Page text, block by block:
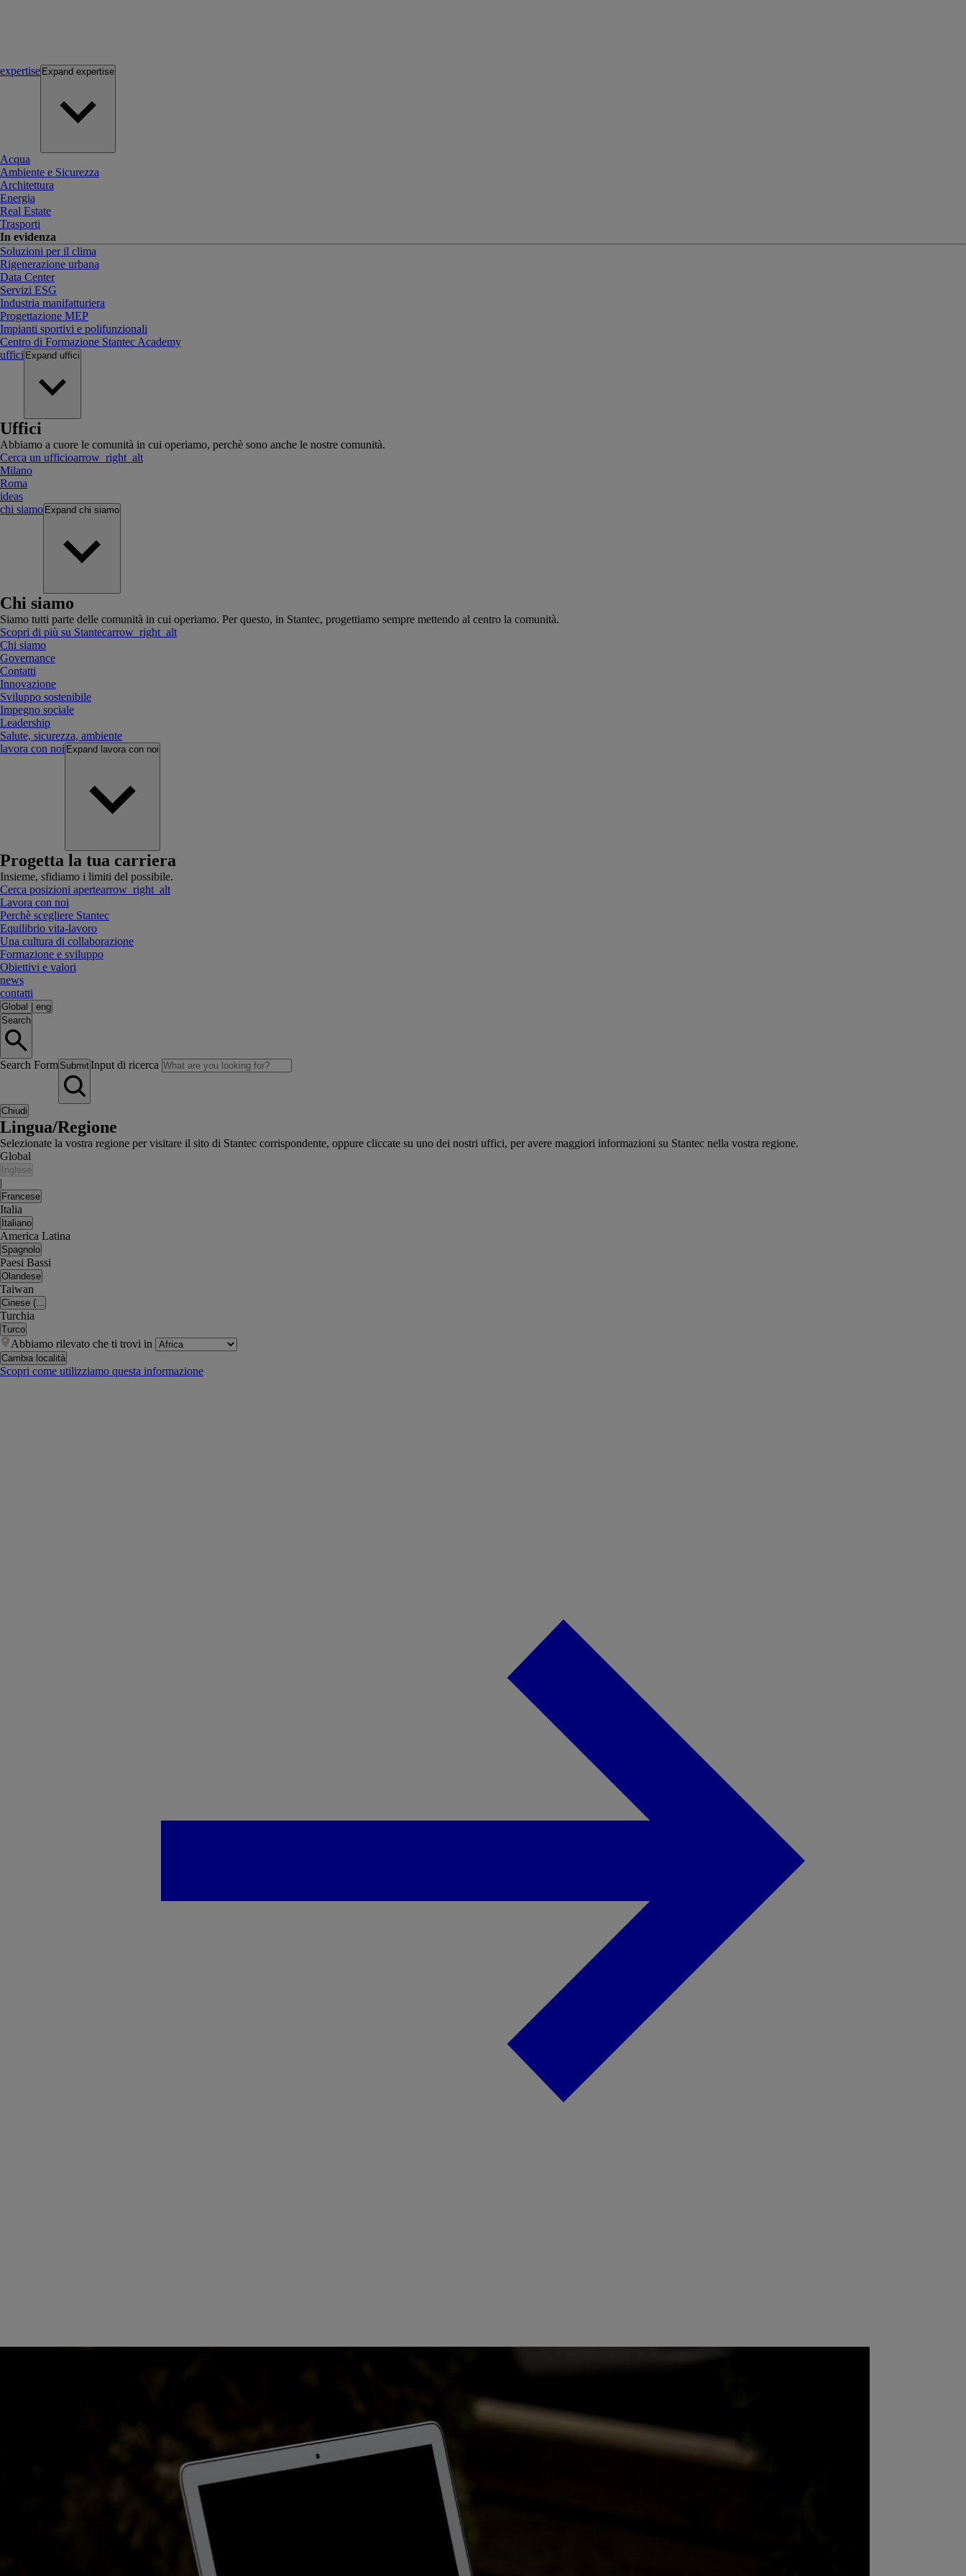
expertise Expand expertise
Acqua
Ambiente e Sicurezza
Architettura
Energia
Real Estate
Trasporti
In evidenza
Soluzioni per il clima
Rigenerazione urbana
Data Center
Servizi ESG
Industria manifatturiera
Progettazione MEP
Impianti sportivi e polifunzionali
Centro di Formazione Stantec Academy
uffici Expand uffici
Uffici
Abbiamo a cuore le comunità in cui operiamo, perchè sono anche le nostre comunità.
Cerca un ufficioarrow_right_alt
Milano
Roma
ideas
chi siamo Expand chi siamo
Chi siamo
Siamo tutti parte delle comunità in cui operiamo. Per questo, in Stantec, progettiamo sempre mettendo al centro la comunità.
Scopri di più su Stantecarrow_right_alt
Chi siamo
Governance
Contatti
Innovazione
Sviluppo sostenibile
Impegno sociale
Leadership
Salute, sicurezza, ambiente
lavora con noi Expand lavora con noi
Progetta la tua carriera
Insieme, sfidiamo i limiti del possibile.
Cerca posizioni apertearrow_right_alt
Lavora con noi
Perchè scegliere Stantec
Equilibrio vita-lavoro
Una cultura di collaborazione
Formazione e sviluppo
Obiettivi e valori
news
contatti
Global
eng
Search
Search Form SubmitInput di ricerca
Chiudi
Lingua/Regione
Selezionate la vostra regione per visitare il sito di Stantec corrispondente, oppure cliccate su uno dei nostri uffici, per avere maggiori informazioni su Stantec nella vostra regione.
Global
Inglese
|
Francese
Italia
Italiano
America Latina
Spagnolo
Paesi Bassi
Olandese
Taiwan
Cinese (...
Turchia
Turco
Abbiamo rilevato che ti trovi in
Cambia località
Scopri come utilizziamo questa informazione